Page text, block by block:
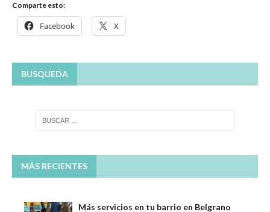
Comparte esto:
Facebook X
BUSQUEDA
MÁS RECIENTES
Más servicios en tu barrio en Belgrano